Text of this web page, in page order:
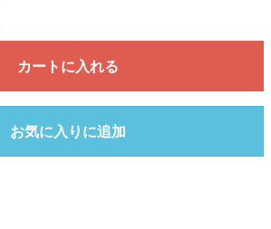
カートに入れる
お気に入りに追加